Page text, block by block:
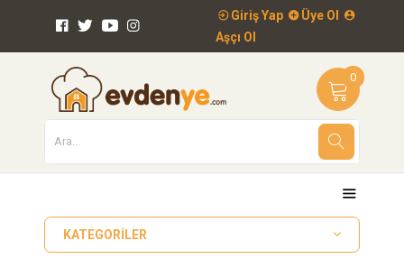
Giriş Yap
Üye Ol
Aşçı Ol
0
KATEGORILER